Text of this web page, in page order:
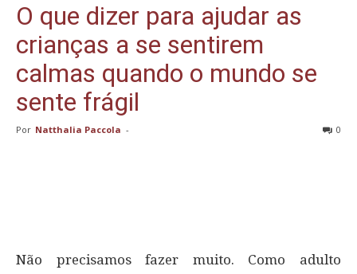
O que dizer para ajudar as
crianças a se sentirem
calmas quando o mundo se
sente frágil
Por Natthalia Paccola - 0
Não precisamos fazer muito. Como adulto